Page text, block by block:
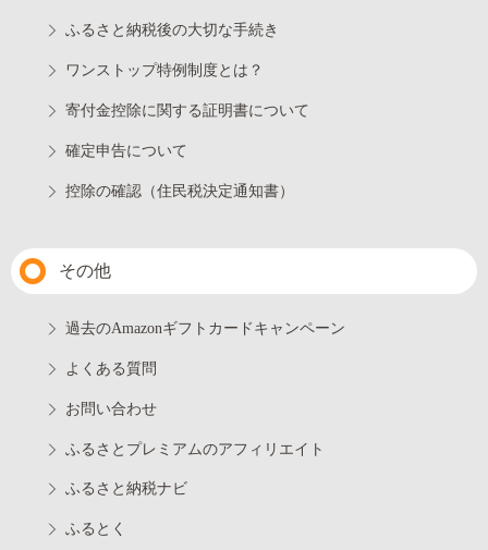
ふるさと納税後の大切な手続き
ワンストップ特例制度とは？
寄付金控除に関する証明書について
確定申告について
控除の確認（住民税決定通知書）
その他
過去のAmazonギフトカードキャンペーン
よくある質問
お問い合わせ
ふるさとプレミアムのアフィリエイト
ふるさと納税ナビ
ふるとく